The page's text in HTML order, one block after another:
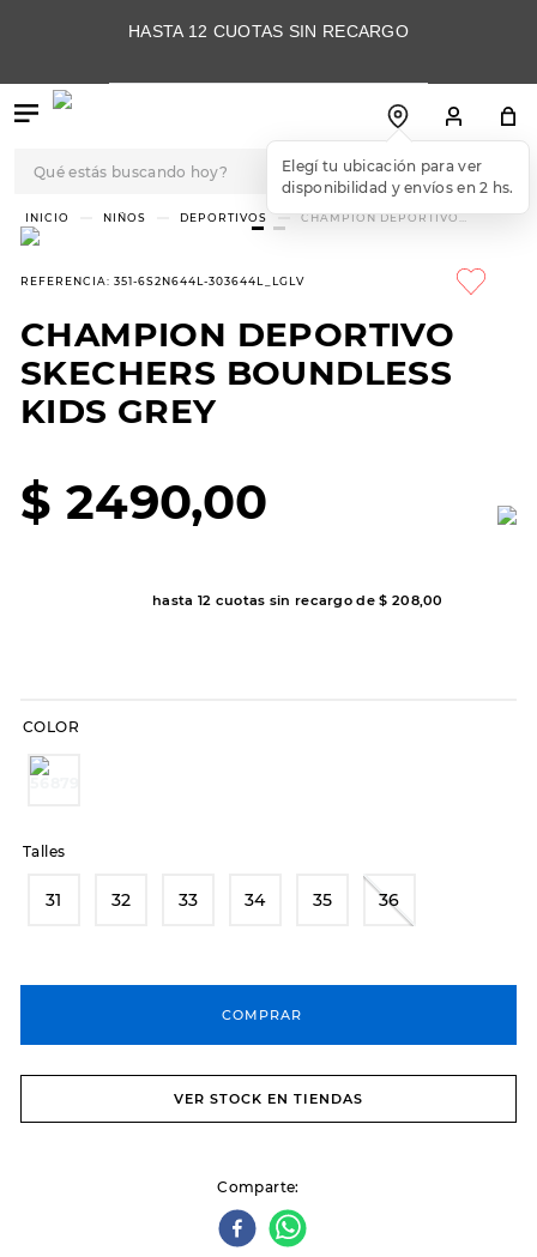
HASTA 12 CUOTAS SIN RECARGO
NIÑOS DEPORTIVOS
CHAMPION DEPORTIVO
REFERENCIA: 351-6S2N644L-303644L_LGLV
CHAMPION DEPORTIVO
SKECHERS BOUNDLESS
KIDS GREY
$ 2490,00
hasta 12 cuotas sin recargo de$ 208,00
COLOR
Talles
31 32 33 34 35 36
COMPRAR
VER STOCK EN TIENDAS
Comparte
TÉRMINOS MÁS
BUSCADOS
1.
3.
skechers slip-ins
9.
slip-ins